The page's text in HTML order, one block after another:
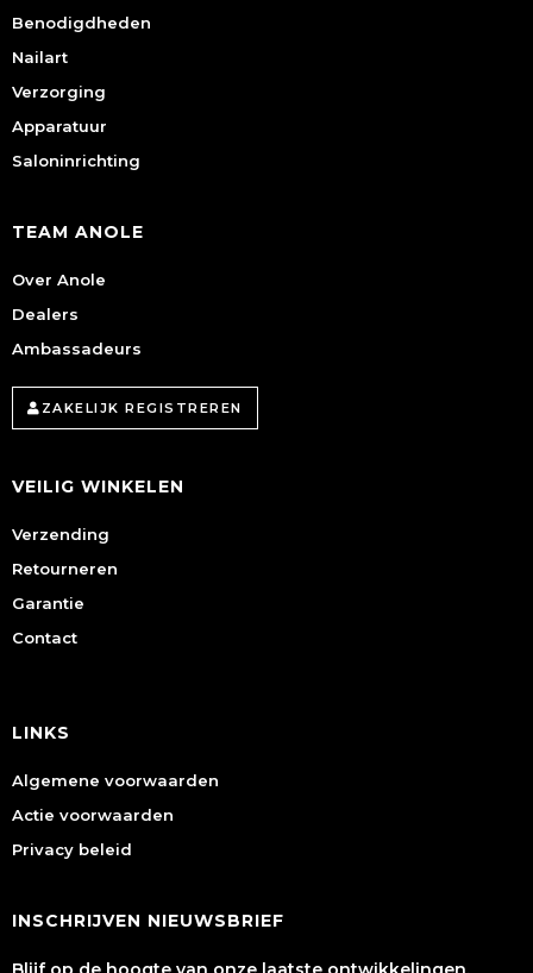
Benodigdheden
Nailart
Verzorging
Apparatuur
Saloninrichting
TEAM ANOLE
Over Anole
Dealers
Ambassadeurs
ZAKELIJK REGISTREREN
VEILIG WINKELEN
Verzending
Retourneren
Garantie
Contact
LINKS
Algemene voorwaarden
Actie voorwaarden
Privacy beleid
INSCHRIJVEN NIEUWSBRIEF